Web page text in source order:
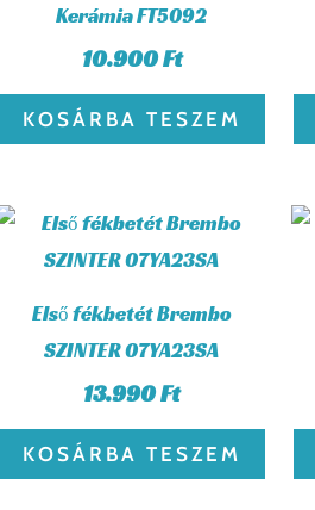
Kerámia FT5092
10.900Ft
KOSÁRBA TESZEM
Első fékbetét Brembo
SZINTER 07YA23SA
13.990Ft
KOSÁRBA TESZEM